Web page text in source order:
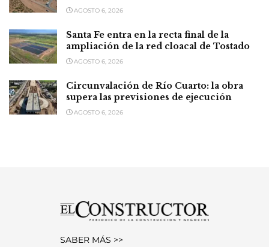
AGOSTO 6, 2026
Santa Fe entra en la recta final de la
ampliación de la red cloacal de Tostado
AGOSTO 6, 2026
Circunvalación de Río Cuarto: la obra
supera las previsiones de ejecución
AGOSTO 6, 2026
SABER MÁS >>